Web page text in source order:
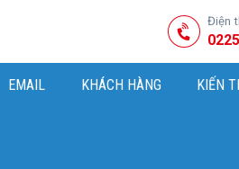
Điện
EMAIL KHÁCH HÀNG KIẾN